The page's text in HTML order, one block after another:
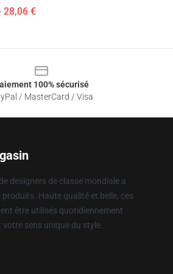
28,06 €
100% sécurisé
/ MasterCard / Visa
designers de classe mondiale a
produits. Haute qualité et belle, ces
être utilisés quotidiennement
sens unique du style.